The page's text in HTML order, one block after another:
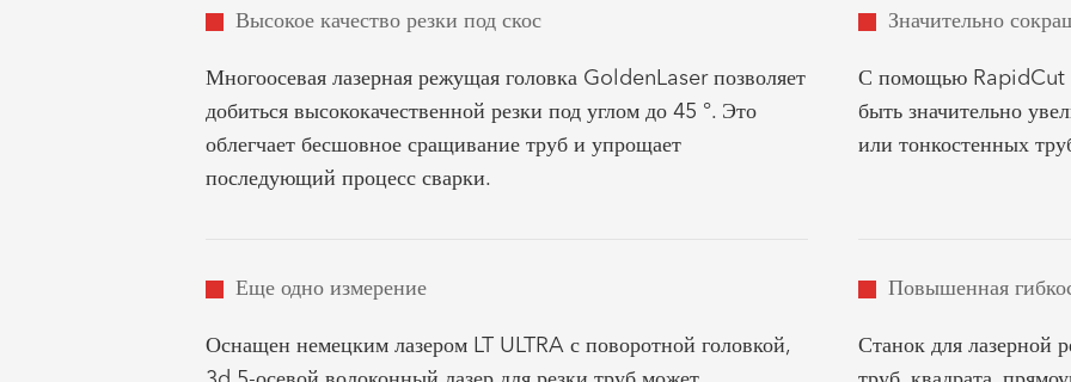
Высокое качество резки под скос
Многоосевая лазерная режущая головка GoldenLaser позволяет
добиться высококачественной резки под углом до 45 °. Это
облегчает бесшовное сращивание труб и упрощает
последующий процесс сварки.
Значительно
С помощью RapidCut
быть значительно
или тонкостенных
Еще одно измерение
Оснащен немецким лазером LT ULTRA с поворотной головкой,
Повышенная
Станок для лазерной